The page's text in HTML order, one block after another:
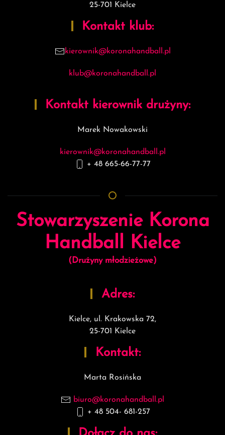
25-701 Kielce
Kontakt klub:
kierownik@koronahandball.pl
klub@koronahandball.pl
Kontakt kierownik drużyny:
Marek Nowakowski
kierownik@koronahandball.pl
+ 48 665-66-77-77
Stowarzyszenie Korona
Handball Kielce
(Drużyny młodzieżowe)
Adres:
Kielce, ul. Krakowska 72,
25-701 Kielce
Kontakt:
Marta Rosińska
biuro@koronahandball.pl
+ 48 504- 681-257